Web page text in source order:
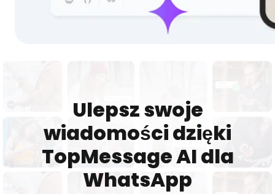
Ulepsz swoje
wiadomości dzięki
TopMessage AI dla
WhatsApp